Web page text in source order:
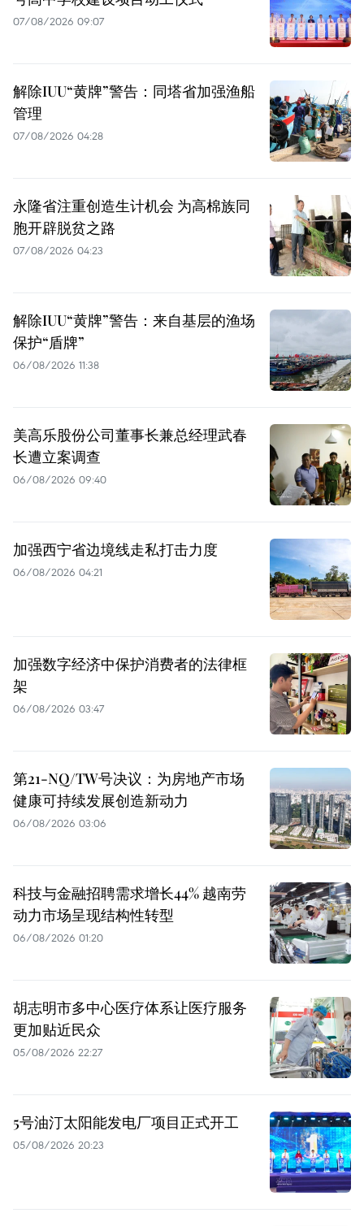
07/08/2026 09:07
解除IUU“黄牌”警告：同塔省加强渔船
管理
07/08/2026 04:28
永隆省注重创造生计机会 为高棉族同
胞开辟脱贫之路
07/08/2026 04:23
解除IUU“黄牌”警告：来自基层的渔场
保护“盾牌”
06/08/2026 11:38
美高乐股份公司董事长兼总经理武春
长遭立案调查
06/08/2026 09:40
加强西宁省边境线走私打击力度
06/08/2026 04:21
加强数字经济中保护消费者的法律框
架
06/08/2026 03:47
第21-NQ/TW号决议：为房地产市场
健康可持续发展创造新动力
06/08/2026 03:06
科技与金融招聘需求增长44% 越南劳
动力市场呈现结构性转型
06/08/2026 01:20
胡志明市多中心医疗体系让医疗服务
更加贴近民众
05/08/2026 22:27
5号油汀太阳能发电厂项目正式开工
05/08/2026 20:23